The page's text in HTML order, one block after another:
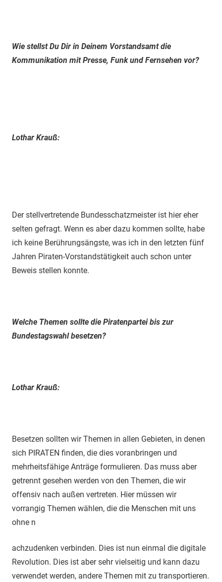
Wie stellst Du Dir in Deinem Vorstandsamt die
Kommunikation mit Presse, Funk und Fernsehen vor?
Lothar Krauß:
Der stellvertretende Bundesschatzmeister ist hier eher
selten gefragt. Wenn es aber dazu kommen sollte, habe
ich keine Berührungsängste, was ich in den letzten fünf
Jahren Piraten-Vorstandstätigkeit auch schon unter
Beweis stellen konnte.
Welche Themen sollte die Piratenpartei bis zur
Bundestagswahl besetzen?
Lothar Krauß:
Besetzen sollten wir Themen in allen Gebieten, in denen
sich PIRATEN finden, die dies voranbringen und
mehrheitsfähige Anträge formulieren. Das muss aber
getrennt gesehen werden von den Themen, die wir
offensiv nach außen vertreten. Hier müssen wir
vorrangig Themen wählen, die die Menschen mit uns
ohne n
achzudenken verbinden. Dies ist nun einmal die digitale
Revolution. Dies ist aber sehr vielseitig und kann dazu
verwendet werden, andere Themen mit zu transportieren.